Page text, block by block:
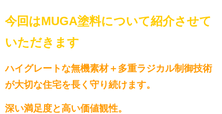
今回はMUGA塗料について紹介させて
いただきます
ハイグレートな無機素材＋多重ラジカル制御技術
が大切な住宅を長く守り続けます。
深い満足度と高い価値観性。